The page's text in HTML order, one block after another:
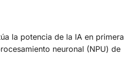
la potencia de la IA en primera
neuronal (NPU) de